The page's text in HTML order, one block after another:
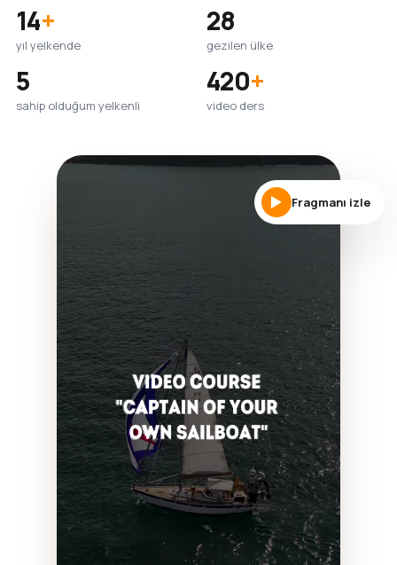
14+
yıl yelkende
28
gezilen ülke
5
sahip olduğum yelkenli
420+
video ders
Fragmanı izle